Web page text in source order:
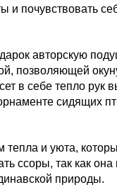
и почувствовать
авторскую
позволяющей
в себе тепло рук
сидящих
тепла и уюта,
ссоры, так как
природы.